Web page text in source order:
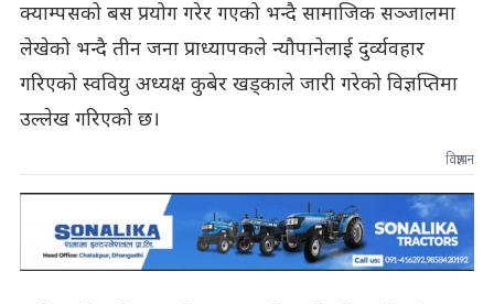
क्याम्पसको बस प्रयोग गरेर गएको भन्दै सामाजिक सञ्जालमा
लेखेको भन्दै तीन जना प्राध्यापकले न्यौपानेलाई दुर्व्यवहार
गरिएको स्ववियु अध्यक्ष कुबेर खड्काले जारी गरेको विज्ञप्तिमा
उल्लेख गरिएको छ।
विज्ञापन